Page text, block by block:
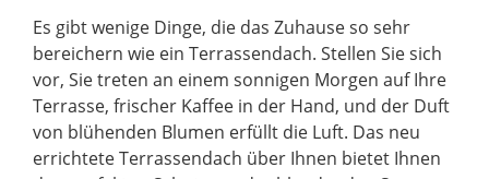
Es gibt wenige Dinge, die das Zuhause so sehr
bereichern wie ein Terrassendach. Stellen Sie sich
vor, Sie treten an einem sonnigen Morgen auf Ihre
Terrasse, frischer Kaffee in der Hand, und der Duft
von blühenden Blumen erfüllt die Luft. Das neu
errichtete Terrassendach über Ihnen bietet Ihnen